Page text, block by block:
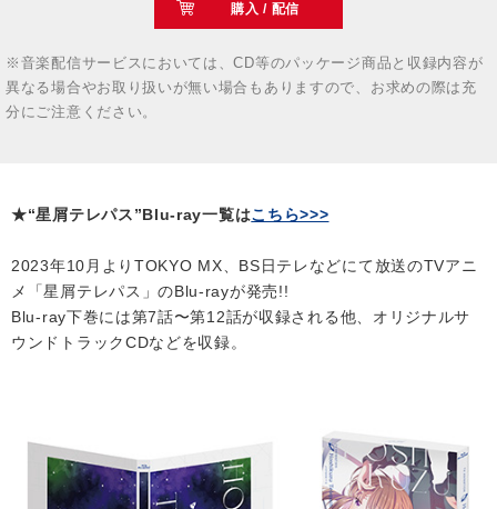
購入 / 配信
※音楽配信サービスにおいては、CD等のパッケージ商品と収録内容が
異なる場合やお取り扱いが無い場合もありますので、お求めの際は充
分にご注意ください。
★“星屑テレパス”Blu-ray一覧はこちら>>>
2023年10月よりTOKYO MX、BS日テレなどにて放送のTVアニ
メ「星屑テレパス」のBlu-rayが発売!!
Blu-ray下巻には第7話〜第12話が収録される他、オリジナルサ
ウンドトラックCDなどを収録。